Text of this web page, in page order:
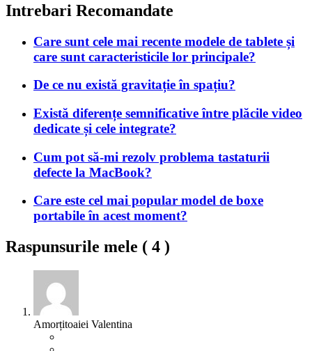
Intrebari Recomandate
Care sunt cele mai recente modele de tablete și
care sunt caracteristicile lor principale?
De ce nu există gravitație în spațiu?
Există diferențe semnificative între plăcile video
dedicate și cele integrate?
Cum pot să-mi rezolv problema tastaturii
defecte la MacBook?
Care este cel mai popular model de boxe
portabile în acest moment?
Raspunsurile mele ( 4 )
Amorțitoaiei Valentina